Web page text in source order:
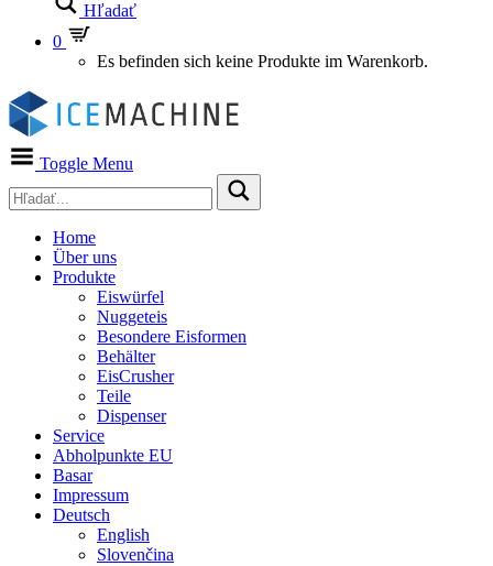
Hľadať
0
Es befinden sich keine Produkte im Warenkorb.
Toggle Menu
Home
Über uns
Produkte
Eiswürfel
Nuggeteis
Besondere Eisformen
Behälter
EisCrusher
Teile
Dispenser
Service
Abholpunkte EU
Basar
Impressum
Deutsch
English
Slovenčina